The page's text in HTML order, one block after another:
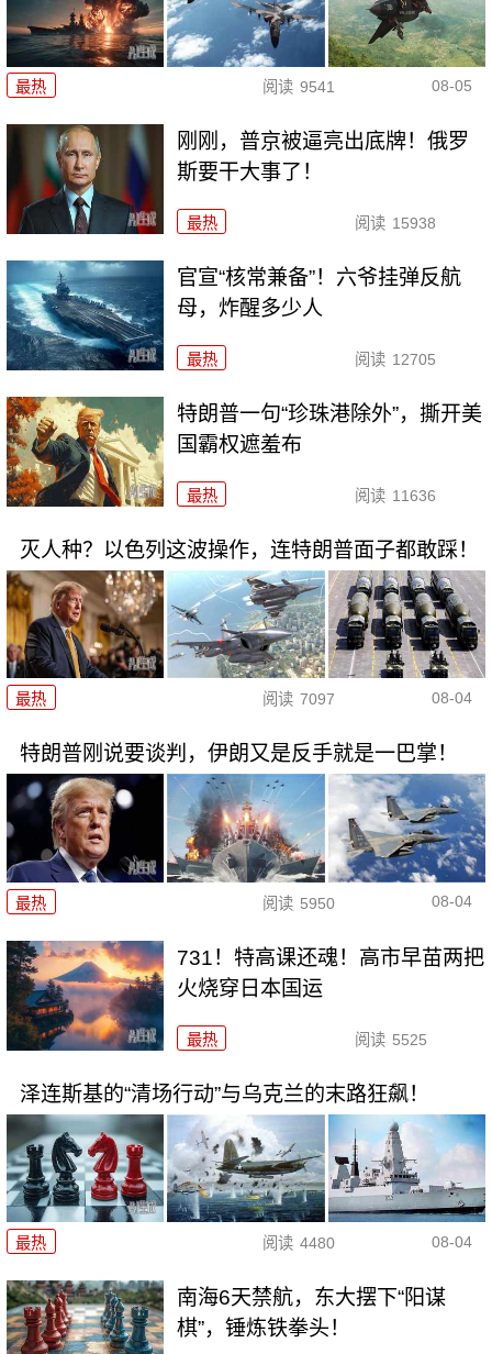
最热 阅读 9541 08-05
刚刚，普京被逼亮出底牌！俄罗
斯要干大事了！
最热 阅读 15938
官宣“核常兼备”！六爷挂弹反航
母，炸醒多少人
最热 阅读 12705
特朗普一句“珍珠港除外”，撕开美
国霸权遮羞布
最热 阅读 11636
灭人种？以色列这波操作，连特朗普面子都敢踩！
最热 阅读 7097 08-04
特朗普刚说要谈判，伊朗又是反手就是一巴掌！
最热 阅读 5950 08-04
731！特高课还魂！高市早苗两把
火烧穿日本国运
最热 阅读 5525
泽连斯基的“清场行动”与乌克兰的末路狂飙！
最热 阅读 4480 08-04
南海6天禁航，东大摆下“阳谋
棋”，锤炼铁拳头！